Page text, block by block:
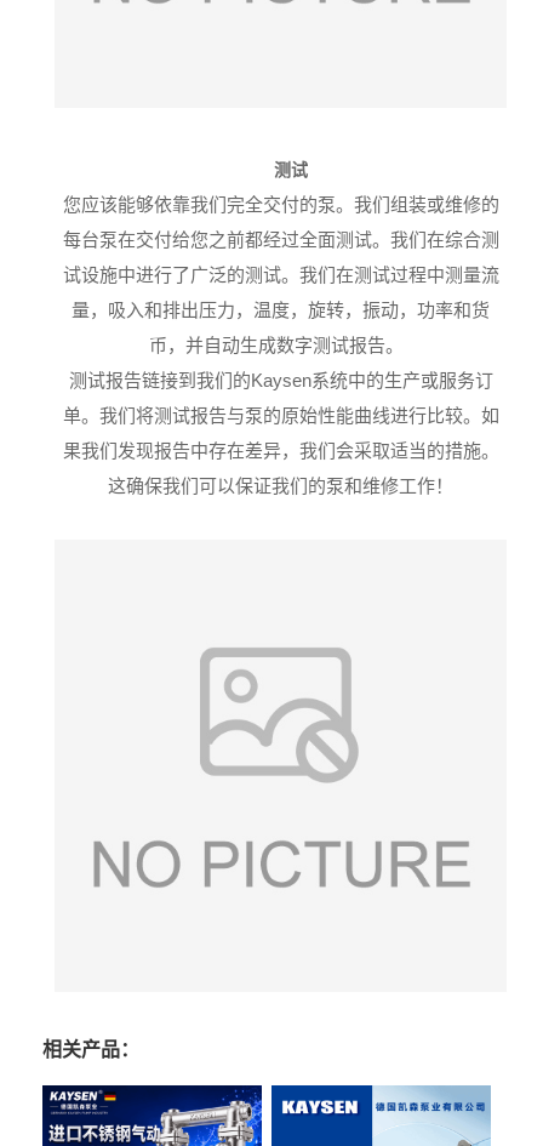
测试
您应该能够依靠我们完全交付的泵。 我们组装或维修的
每台泵在交付给您之前都经过全面测试。 我们在综合测
试设施中进行了广泛的测试。 我们在测试过程中测量流
量，吸入和排出压力，温度，旋转，振动，功率和货
币，并自动生成数字测试报告。
测试报告链接到我们的Kaysen系统中的生产或服务订
单。我们将测试报告与泵的原始性能曲线进行比较。如
果我们发现报告中存在差异，我们会采取适当的措施。
这确保我们可以保证我们的泵和维修工作！
相关产品：